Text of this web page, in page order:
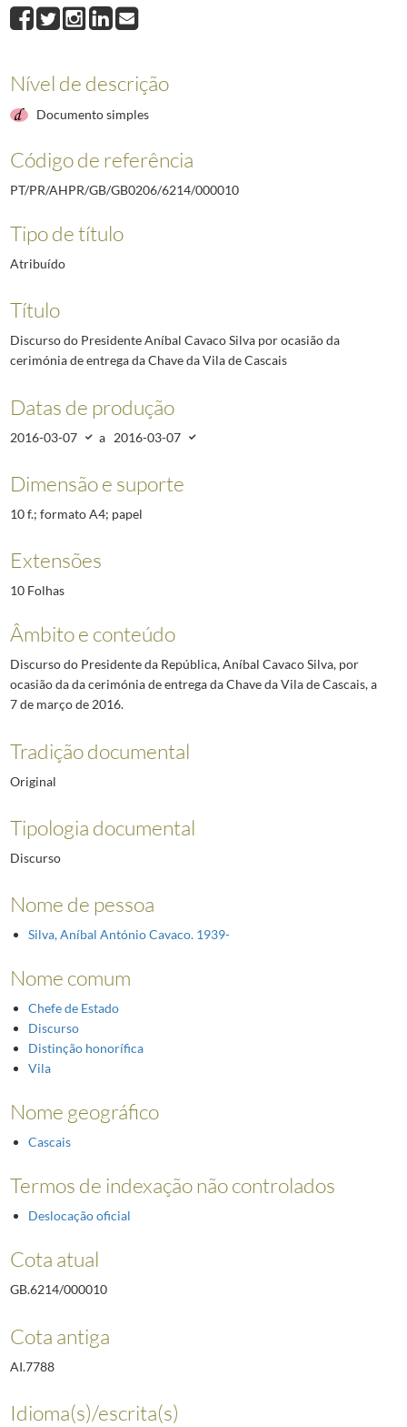
000010Discurso do Presidente Aníbal Cavaco Silva por ocasião da
Nível de descrição
Documento simples
Código de referência
PT/PR/AHPR/GB/GB0206/6214/000010
Tipo de título
Atribuído
Título
Discurso do Presidente Aníbal Cavaco Silva por ocasião da
cerimónia de entrega da Chave da Vila de Cascais
Datas de produção
2016-03-07 a 2016-03-07
Dimensão e suporte
10 f.; formato A4; papel
Extensões
10 Folhas
Âmbito e conteúdo
Discurso do Presidente da República, Aníbal Cavaco Silva, por
ocasião da da cerimónia de entrega da Chave da Vila de Cascais, a
7 de março de 2016.
Tradição documental
Original
Tipologia documental
Discurso
Nome de pessoa
Silva, Aníbal António Cavaco. 1939-
Nome comum
Chefe de Estado
Discurso
Distinção honorífica
Vila
Nome geográfico
Cascais
Termos de indexação não controlados
Deslocação oficial
Cota atual
GB.6214/000010
Cota antiga
AI.7788
Idioma(s)/escrita(s)